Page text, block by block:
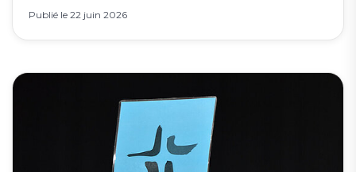
Publié le 22 juin 2026